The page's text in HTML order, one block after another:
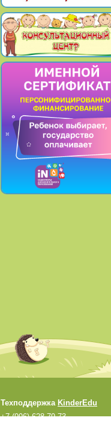
Техподдержка KinderEdu
+7 (996) 628-79-73